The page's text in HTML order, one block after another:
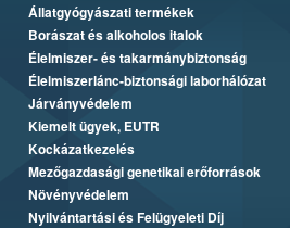
Állatgyógyászati termékek
Borászat és alkoholos italok
Élelmiszer- és takarmánybiztonság
Élelmiszerlánc-biztonsági laborhálózat
Járványvédelem
Kiemelt ügyek, EUTR
Kockázatkezelés
Mezőgazdasági genetikai erőforrások
Növényvédelem
Nyilvántartási és Felügyeleti Díj